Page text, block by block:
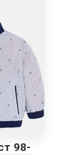
98-